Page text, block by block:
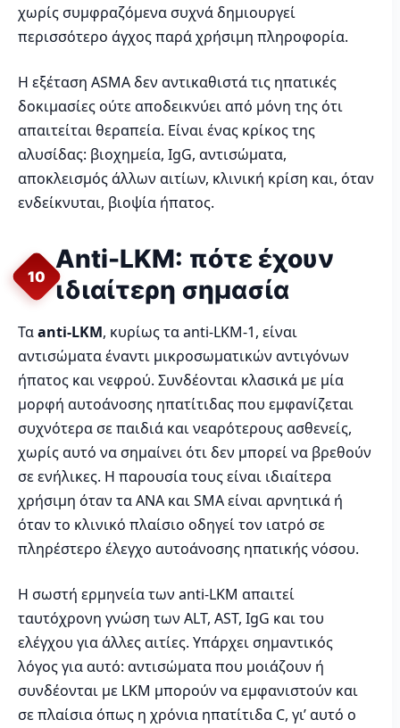
χωρίς συμφραζόμενα συχνά δημιουργεί
περισσότερο άγχος παρά χρήσιμη πληροφορία.
Η εξέταση ASMA δεν αντικαθιστά τις ηπατικές
δοκιμασίες ούτε αποδεικνύει από μόνη της ότι
απαιτείται θεραπεία. Είναι ένας κρίκος της
αλυσίδας: βιοχημεία, IgG, αντισώματα,
αποκλεισμός άλλων αιτίων, κλινική κρίση και, όταν
ενδείκνυται, βιοψία ήπατος.
10
Anti-LKM: πότε έχουν
ιδιαίτερη σημασία
Ταanti-LKM, κυρίως τα anti-LKM-1, είναι
αντισώματα έναντι μικροσωματικών αντιγόνων
ήπατος και νεφρού. Συνδέονται κλασικά με μία
μορφή αυτοάνοσης ηπατίτιδας που εμφανίζεται
συχνότερα σε παιδιά και νεαρότερους ασθενείς,
χωρίς αυτό να σημαίνει ότι δεν μπορεί να βρεθούν
σε ενήλικες. Η παρουσία τους είναι ιδιαίτερα
χρήσιμη όταν τα ANA και SMA είναι αρνητικά ή
όταν το κλινικό πλαίσιο οδηγεί τον ιατρό σε
πληρέστερο έλεγχο αυτοάνοσης ηπατικής νόσου.
Η σωστή ερμηνεία των anti-LKM απαιτεί
ταυτόχρονη γνώση των ALT, AST, IgG και του
ελέγχου για άλλες αιτίες. Υπάρχει σημαντικός
λόγος για αυτό: αντισώματα που μοιάζουν ή
συνδέονται με LKM μπορούν να εμφανιστούν και
σε πλαίσια όπως η χρόνια ηπατίτιδα C, γι’ αυτό ο